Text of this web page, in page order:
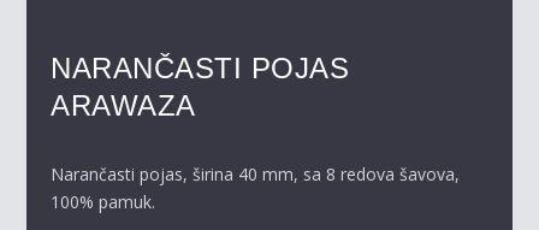
NARANČASTI POJAS
ARAWAZA
Narančasti pojas, širina 40 mm, sa 8 redova šavova,
100% pamuk.